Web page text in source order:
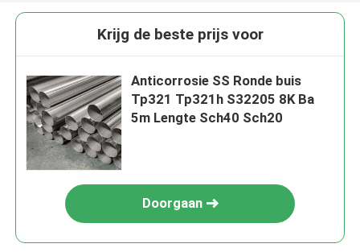
Krijg de beste prijs voor
Anticorrosie SS Ronde buis
Tp321 Tp321h S32205 8K Ba
5m Lengte Sch40 Sch20
Doorgaan